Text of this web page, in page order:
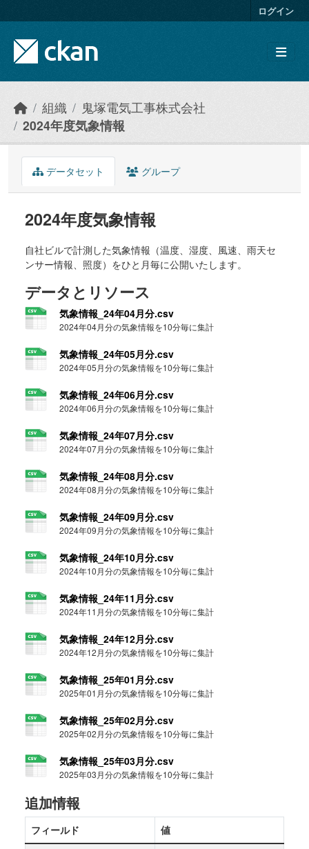
ログイン
組織
鬼塚電気工事株式会社
2024年度気象情報
データセット グループ
2024年度気象情報
自社ビルで計測した気象情報（温度、湿度、風速、雨天セ
ンサー情報、照度）をひと月毎に公開いたします。
データとリソース
気象情報_24年04月分.csv
2024年04月分の気象情報を10分毎に集計
気象情報_24年05月分.csv
2024年05月分の気象情報を10分毎に集計
気象情報_24年06月分.csv
2024年06月分の気象情報を10分毎に集計
気象情報_24年07月分.csv
2024年07月分の気象情報を10分毎に集計
気象情報_24年08月分.csv
2024年08月分の気象情報を10分毎に集計
気象情報_24年09月分.csv
2024年09月分の気象情報を10分毎に集計
気象情報_24年10月分.csv
2024年10月分の気象情報を10分毎に集計
気象情報_24年11月分.csv
2024年11月分の気象情報を10分毎に集計
気象情報_24年12月分.csv
2024年12月分の気象情報を10分毎に集計
気象情報_25年01月分.csv
2025年01月分の気象情報を10分毎に集計
気象情報_25年02月分.csv
2025年02月分の気象情報を10分毎に集計
気象情報_25年03月分.csv
2025年03月分の気象情報を10分毎に集計
追加情報
フィールド
値